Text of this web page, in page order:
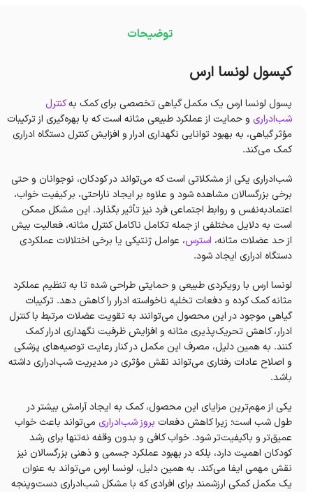
توضیحات
کپسول لونسا ارس
پسول لونسا ارس یک مکمل گیاهی تخصصی برای کمک بهکنترل
شب‌ادراری و حمایت از عملکرد طبیعی مثانه است که با بهره‌گیری از ترکیبات
مؤثر گیاهی، به بهبود توانایی نگهداری ادرار و افزایش کنترل دستگاه ادراری
کمک می‌کند.
شب‌ادراری یکی از مشکلاتی است که می‌تواند در کودکان، نوجوانان و حتی
برخی بزرگسالان مشاهده شود و علاوه بر ایجاد ناراحتی، بر کیفیت خواب،
اعتمادبه‌نفس و روابط اجتماعی فرد نیز تأثیر بگذارد. این مشکل ممکن
است به دلایل مختلفی از جمله تکامل ناکامل کنترل مثانه، فعالیت بیش
از حد عضلات مثانه، استرس، عوامل ژنتیکی یا برخی اختلالات عملکردی
دستگاه ادراری ایجاد شود.
لونسا ارس با رویکردی طبیعی و حمایتی طراحی شده تا به تنظیم عملکرد
مثانه کمک کرده و دفعات تخلیه ناخواسته ادرار را کاهش دهد. ترکیبات
گیاهی موجود در این محصول می‌توانند به تقویت عضلات مرتبط با کنترل
ادرار، کاهش تحریک‌پذیری مثانه و افزایش ظرفیت نگهداری ادرار کمک
کنند. به همین دلیل، مصرف این مکمل در کنار رعایت توصیه‌های پزشکی
و اصلاح عادات رفتاری می‌تواند نقش مؤثری در مدیریت شب‌ادراری داشته
باشد.
یکی از مهم‌ترین مزایای این محصول، کمک به ایجاد آرامش بیشتر در
طول شب است؛ زیرا کاهش دفعات بروز شب‌ادراری می‌تواند باعث خواب
عمیق‌تر و باکیفیت‌تر شود. خواب کافی و بدون وقفه نه‌تنها برای رشد
کودکان اهمیت دارد، بلکه در بهبود عملکرد جسمی و ذهنی بزرگسالان نیز
نقش مهمی ایفا می‌کند. به همین دلیل، لونسا ارس می‌تواند به عنوان
یک مکمل کمکی ارزشمند برای افرادی که با مشکل شب‌ادراری دست‌وپنجه